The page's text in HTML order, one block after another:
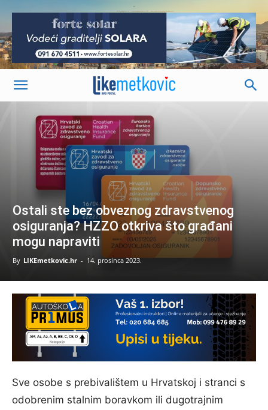
-
Ostali ste bez obveznog zdravstvenog
osiguranja? HZZO otkriva što građani
mogu napraviti
By LIKEmetkovic.hr - 14. prosinca 2023.
Sve osobe s prebivalištem u Hrvatskoj i stranci s
odobrenim stalnim boravkom ili dugotrajnim